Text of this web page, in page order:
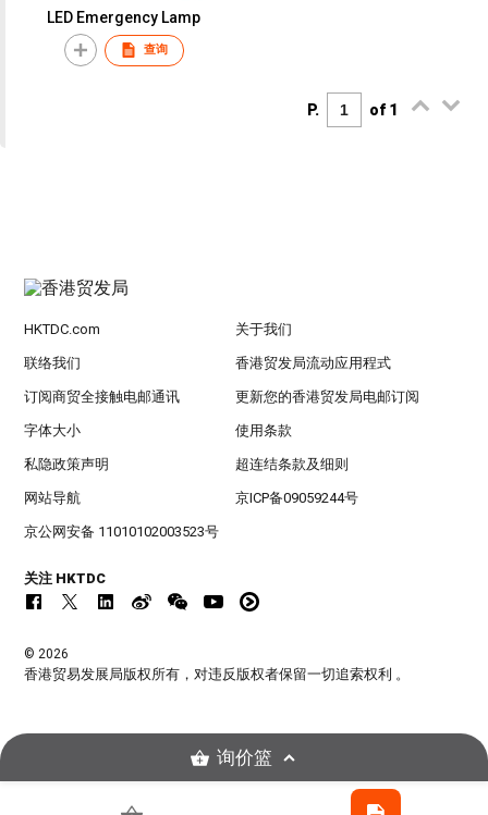
LED Emergency Lamp
查询
P. of 1
HKTDC.com 关于我们
联络我们 香港贸发局流动应用程式
订阅商贸全接触电邮通讯 更新您的香港贸发局电邮订阅
字体大小 使用条款
私隐政策声明 超连结条款及细则
网站导航 京ICP备09059244号
京公网安备 11010102003523号
关注 HKTDC
© 2026
香港贸易发展局版权所有，对违反版权者保留一切追索权利 。
询价篮